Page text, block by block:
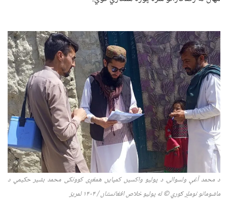
د محمد آغې ولسوالۍ د پولیو واکسین کمپاین همغږی کوونکی محمد بشیر حکیمي د
ماشومانو نوملړ ګوري© له پولیو خلاص افغانستان / ۱۴۰۴ لمریز